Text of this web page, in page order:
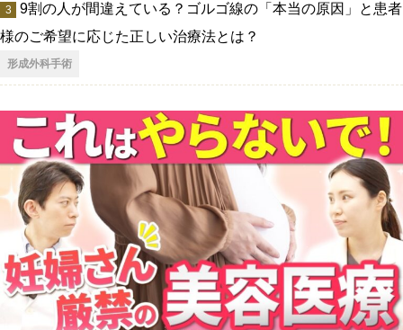
9割の人が間違えている？ゴルゴ線の「本当の原因」と患者
様のご希望に応じた正しい治療法とは？
形成外科手術